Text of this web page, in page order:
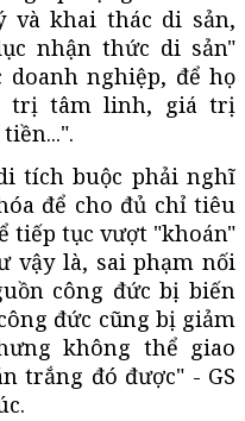
và khai thác di sản,
nhận thức di sản"
doanh nghiệp, để họ
trị tâm linh, giá trị
tích buộc phải nghĩ
để cho đủ chỉ tiêu
tiếp tục vượt "khoán"
vậy là, sai phạm nối
công đức bị biến
đức cũng bị giảm
không thể giao
trắng đó được" - GS